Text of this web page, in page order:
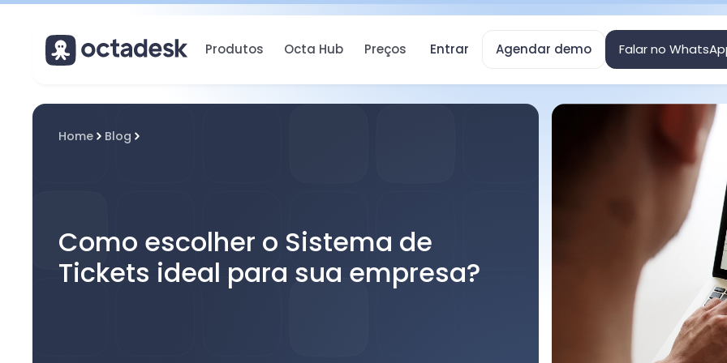
Entrar Agendar demo Falar no
Produtos Octa Hub Preços
Home Blog
Como escolher o Sistema de
Tickets ideal para sua empresa?